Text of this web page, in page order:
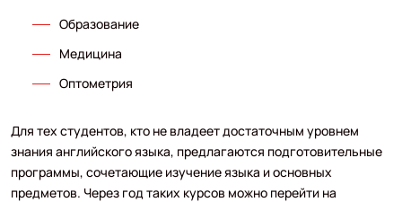
Образование
Медицина
Оптометрия
Для тех студентов, кто не владеет достаточным уровнем
знания английского языка, предлагаются подготовительные
программы, сочетающие изучение языка и основных
предметов. Через год таких курсов можно перейти на